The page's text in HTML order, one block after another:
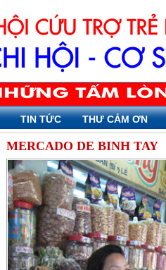
TIN TỨC THƯ CẢM ƠN
MERCADO DE BINH TAY